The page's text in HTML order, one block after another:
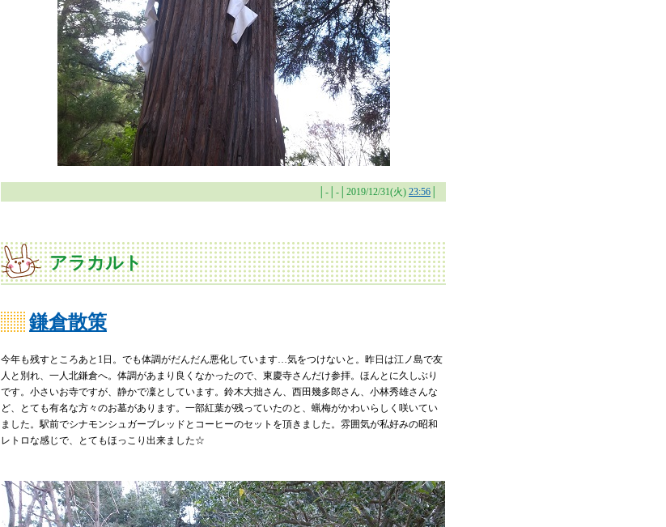
│-│-│2019/12/31(火) 23:56
アラカルト
鎌倉散策
今年も残すところあと1日。でも体調がだんだん悪化しています…気をつけないと。昨日は江ノ島で友
人と別れ、一人北鎌倉へ。体調があまり良くなかったので、東慶寺さんだけ参拝。ほんとに久しぶり
です。小さいお寺ですが、静かで凜としています。鈴木大拙さん、西田幾多郎さん、小林秀雄さんな
ど、とても有名な方々のお墓があります。一部紅葉が残っていたのと、蝋梅がかわいらしく咲いてい
ました。駅前でシナモンシュガーブレッドとコーヒーのセットを頂きました。雰囲気が私好みの昭和
レトロな感じで、とてもほっこり出来ました☆